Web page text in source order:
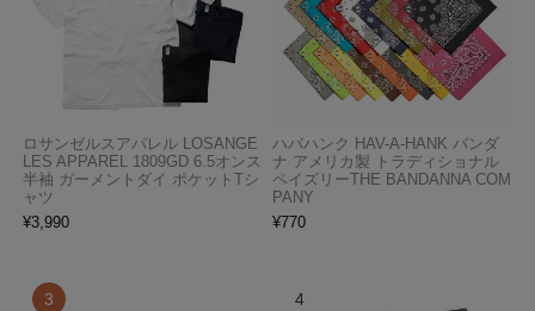
ロサンゼルスアパレル LOSANGE
LES APPAREL 1809GD 6.5オンス
半袖 ガーメントダイ ポケットTシ
ャツ
¥3,990
ハバハンク HAV-A-HANK バンダ
ナ アメリカ製 トラディショナル
ペイズリーTHE BANDANNA COM
PANY
¥770